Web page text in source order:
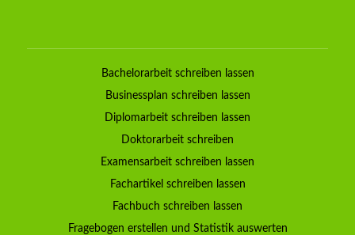
Bachelorarbeit schreiben lassen
Businessplan schreiben lassen
Diplomarbeit schreiben lassen
Doktorarbeit schreiben
Examensarbeit schreiben lassen
Fachartikel schreiben lassen
Fachbuch schreiben lassen
Fragebogen erstellen und Statistik auswerten